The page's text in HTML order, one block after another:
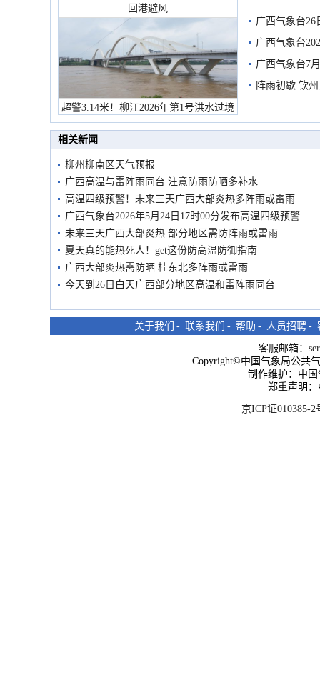
回港避风
超警3.14米！柳江2026年第1号洪水过境
市民在堤岸见证汛况
广西气象台26
广西气象台
预警
广西气象台7
阵雨初歇 钦
相关新闻
柳州柳南区天气预报
广西高温与雷阵雨同台 注意防雨防晒多补水
高温四级预警！未来三天广西大部炎热多阵雨或雷雨
广西气象台2026年5月24日17时00分发布高温四级预警
未来三天广西大部炎热 部分地区需防阵雨或雷雨
夏天真的能热死人！get这份防高温防御指南
广西大部炎热需防晒 桂东北多阵雨或雷雨
今天到26日白天广西部分地区高温和雷阵雨同台
关于我们 - 联系我们 - 帮助 - 人员招聘 -
客服邮箱：
Copyright©中国气象局公共
制作维护：中
郑重声明
京ICP证010385-2